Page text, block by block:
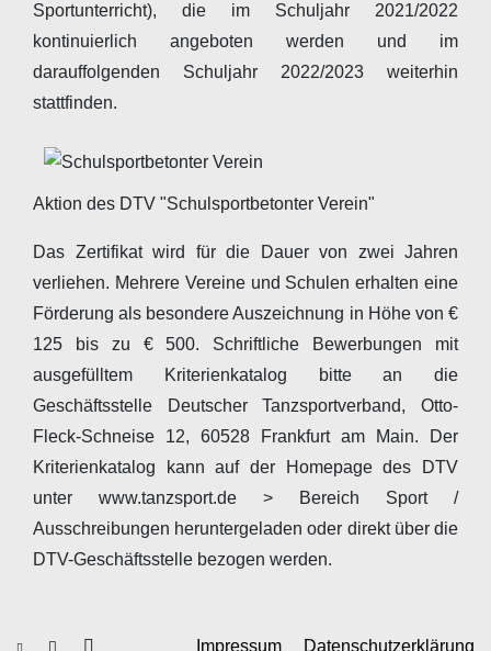
Sportunterricht), die im Schuljahr 2021/2022
kontinuierlich angeboten werden und im
darauffolgenden Schuljahr 2022/2023 weiterhin
stattfinden.
Aktion des DTV "Schulsportbetonter Verein"
Das Zertifikat wird für die Dauer von zwei Jahren
verliehen. Mehrere Vereine und Schulen erhalten eine
Förderung als besondere Auszeichnung in Höhe von €
125 bis zu € 500. Schriftliche Bewerbungen mit
ausgefülltem Kriterienkatalog bitte an die
Geschäftsstelle Deutscher Tanzsportverband, Otto-
Fleck-Schneise 12, 60528 Frankfurt am Main. Der
Kriterienkatalog kann auf der Homepage des DTV
unter www.tanzsport.de > Bereich Sport /
Ausschreibungen heruntergeladen oder direkt über die
DTV-Geschäftsstelle bezogen werden.
Impressum Datenschutzerklärung